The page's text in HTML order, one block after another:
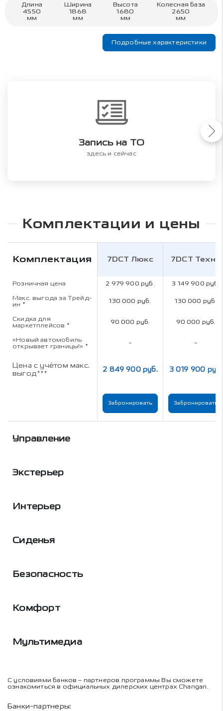
Длина
4550
мм
Ширина
1868
мм
Высота
1680
мм
Колесная база
2650
мм
Подробные характеристики
Запись на ТО
здесь и сейчас
Комплектации и цены
Комплектация 7DCT Люкс 7DCT Техно
Розничная цена 2 979 900 руб. 3 149 900 руб.
Макс. выгода за Трейд-
ин * 130 000 руб. 130 000 руб.
Скидка для
маркетплейсов * 90 000 руб. 90 000 руб.
«Новый автомобиль
открывает границы!» * - -
Цена с учётом макс.
выгод***
2 849 900 руб. 3 019 900 руб.
Забронировать Забронировать
Управление
Экстерьер
Интерьер
Сиденья
Безопасность
Комфорт
Мультимедиа
С условиями банков – партнеров программы Вы сможете
ознакомиться в официальных дилерских центрах Changan.
Банки-партнеры: